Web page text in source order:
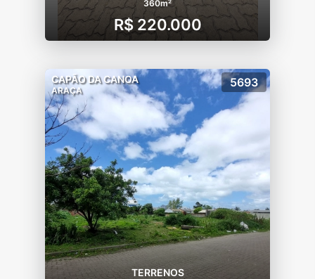
360m²
R$ 220.000
CAPÃO DA CANOA
ARAÇA
5693
TERRENOS